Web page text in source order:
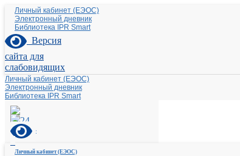
Личный кабинет (ЕЭОС)
Электронный дневник
Библиотека IPR Smart
Версия
сайта для
слабовидящих
Личный кабинет (ЕЭОС)
Электронный дневник
Библиотека IPR Smart
Личный кабинет (ЕЭОС)